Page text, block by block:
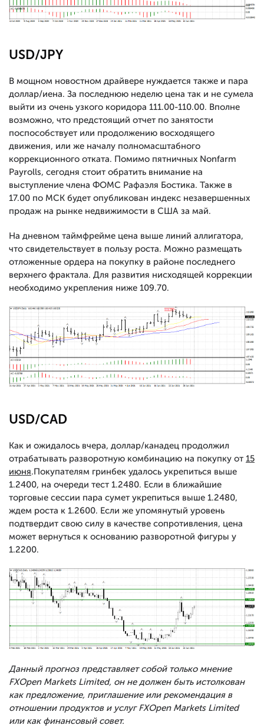
USD/JPY
В мощном новостном драйвере нуждается также и пара
доллар/иена. За последнюю неделю цена так и не сумела
выйти из очень узкого коридора 111.00-110.00. Вполне
возможно, что предстоящий отчет по занятости
поспособствует или продолжению восходящего
движения, или же началу полномасштабного
коррекционного отката. Помимо пятничных Nonfarm
Payrolls, сегодня стоит обратить внимание на
выступление члена ФОМС Рафаэля Бостика. Также в
17.00 по МСК будет опубликован индекс незавершенных
продаж на рынке недвижимости в США за май.
На дневном таймфрейме цена выше линий аллигатора,
что свидетельствует в пользу роста. Можно размещать
отложенные ордера на покупку в районе последнего
верхнего фрактала. Для развития нисходящей коррекции
необходимо укрепления ниже 109.70.
USD/CAD
Как и ожидалось вчера, доллар/канадец продолжил
отрабатывать разворотную комбинацию на покупку от 15
июня.Покупателям гринбек удалось укрепиться выше
1.2400, на очереди тест 1.2480. Если в ближайшие
торговые сессии пара сумет укрепиться выше 1.2480,
ждем роста к 1.2600. Если же упомянутый уровень
подтвердит свою силу в качестве сопротивления, цена
может вернуться к основанию разворотной фигуры у
1.2200.
Данный прогноз представляет собой только мнение
FXOpen Markets Limited, он не должен быть истолкован
как предложение, приглашение или рекомендация в
отношении продуктов и услуг FXOpen Markets Limited
или как финансовый совет.